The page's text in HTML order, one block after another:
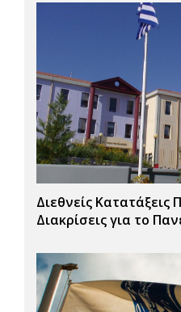
Διεθνείς
Διακρίσεις για το